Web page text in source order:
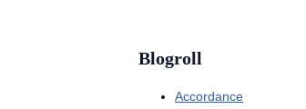
Blogroll
Accordance